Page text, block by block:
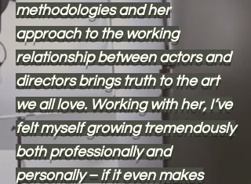
methodologies and her
approach to the working
relationship between actors and
directors brings truth to the art
we all love. Working with her, I’ve
felt myself growing tremendously
both professionally and
personally – if it even makes